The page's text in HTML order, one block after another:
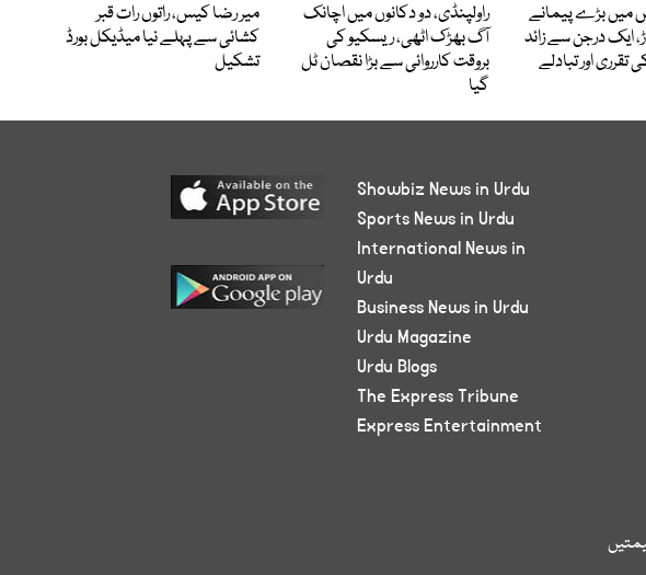
میں بڑے پیمانے
ایک درجن سے زائد
تقرری اور تبادلے
راولپنڈی، دو دکانوں میں اچانک
آگ بھڑک اٹھی، ریسکیو کی
بروقت کارروائی سے بڑا نقصان ٹل
گیا
میر رضا کیس، راتوں رات قبر
کشائی سے پہلے نیا میڈیکل بورڈ
تشکیل
Showbiz News in Urdu
Sports News in Urdu
International News in
Urdu
Business News in Urdu
Urdu Magazine
Urdu Blogs
The Express Tribune
Express Entertainment